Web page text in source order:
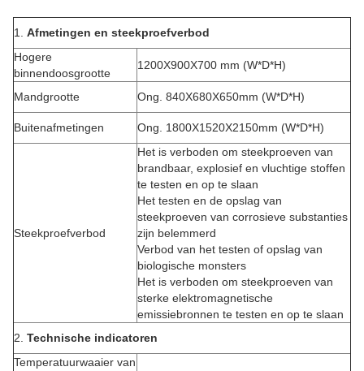
1. Afmetingen en steekproefverbod
Hogere
binnendoosgrootte
1200X900X700 mm (W*D*H)
Mandgrootte Ong. 840X680X650mm (W*D*H)
Buitenafmetingen Ong. 1800X1520X2150mm (W*D*H)
Steekproefverbod
Het is verboden om steekproeven van
brandbaar, explosief en vluchtige stoffen
te testen en op te slaan
Het testen en de opslag van
steekproeven van corrosieve substanties
zijn belemmerd
Verbod van het testen of opslag van
biologische monsters
Het is verboden om steekproeven van
sterke elektromagnetische
emissiebronnen te testen en op te slaan
2. Technische indicatoren
Temperatuurwaaier van